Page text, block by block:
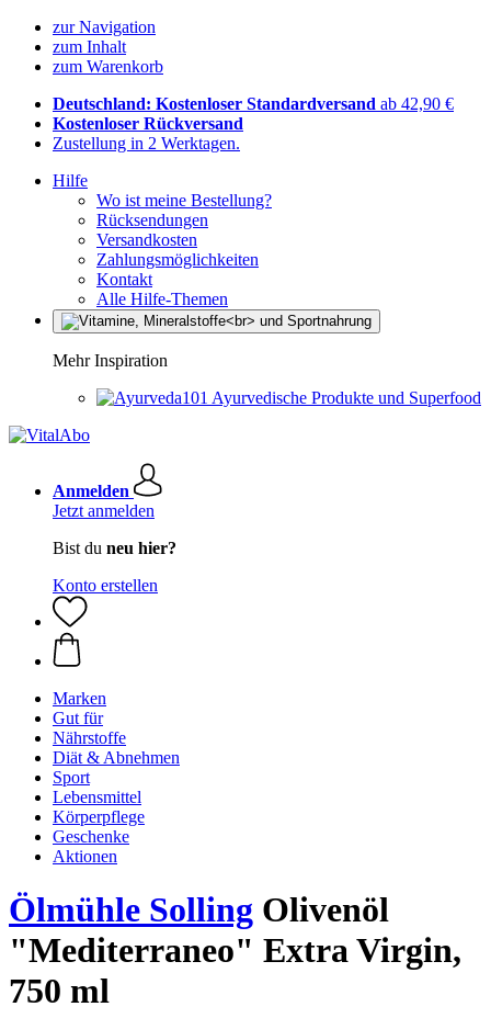
zur Navigation
zum Inhalt
zum Warenkorb
Deutschland: Kostenloser Standardversand ab 42,90 €
Kostenloser Rückversand
Zustellung in 2 Werktagen.
Hilfe
Wo ist meine Bestellung?
Rücksendungen
Versandkosten
Zahlungsmöglichkeiten
Kontakt
Alle Hilfe-Themen
Mehr Inspiration
Ayurvedische Produkte und Superfood
Anmelden
Jetzt anmelden
Bist du neu hier?
Konto erstellen
Marken
Gut für
Nährstoffe
Diät & Abnehmen
Sport
Lebensmittel
Körperpflege
Geschenke
Aktionen
Ölmühle Solling Olivenöl
"Mediterraneo" Extra Virgin,
750 ml